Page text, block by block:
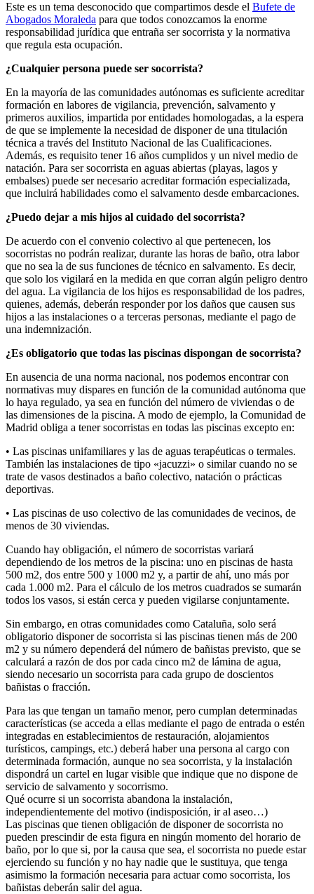
Este es un tema desconocido que compartimos desde el Bufete de
Abogados Moraleda para que todos conozcamos la enorme
responsabilidad jurídica que entraña ser socorrista y la normativa
que regula esta ocupación.
¿Cualquier persona puede ser socorrista?
En la mayoría de las comunidades autónomas es suficiente acreditar
formación en labores de vigilancia, prevención, salvamento y
primeros auxilios, impartida por entidades homologadas, a la espera
de que se implemente la necesidad de disponer de una titulación
técnica a través del Instituto Nacional de las Cualificaciones.
Además, es requisito tener 16 años cumplidos y un nivel medio de
natación. Para ser socorrista en aguas abiertas (playas, lagos y
embalses) puede ser necesario acreditar formación especializada,
que incluirá habilidades como el salvamento desde embarcaciones.
¿Puedo dejar a mis hijos al cuidado del socorrista?
De acuerdo con el convenio colectivo al que pertenecen, los
socorristas no podrán realizar, durante las horas de baño, otra labor
que no sea la de sus funciones de técnico en salvamento. Es decir,
que solo los vigilará en la medida en que corran algún peligro dentro
del agua. La vigilancia de los hijos es responsabilidad de los padres,
quienes, además, deberán responder por los daños que causen sus
hijos a las instalaciones o a terceras personas, mediante el pago de
una indemnización.
¿Es obligatorio que todas las piscinas dispongan de socorrista?
En ausencia de una norma nacional, nos podemos encontrar con
normativas muy dispares en función de la comunidad autónoma que
lo haya regulado, ya sea en función del número de viviendas o de
las dimensiones de la piscina. A modo de ejemplo, la Comunidad de
Madrid obliga a tener socorristas en todas las piscinas excepto en:
• Las piscinas unifamiliares y las de aguas terapéuticas o termales.
También las instalaciones de tipo «jacuzzi» o similar cuando no se
trate de vasos destinados a baño colectivo, natación o prácticas
deportivas.
• Las piscinas de uso colectivo de las comunidades de vecinos, de
menos de 30 viviendas.
Cuando hay obligación, el número de socorristas variará
dependiendo de los metros de la piscina: uno en piscinas de hasta
500 m2, dos entre 500 y 1000 m2 y, a partir de ahí, uno más por
cada 1.000 m2. Para el cálculo de los metros cuadrados se sumarán
todos los vasos, si están cerca y pueden vigilarse conjuntamente.
Sin embargo, en otras comunidades como Cataluña, solo será
obligatorio disponer de socorrista si las piscinas tienen más de 200
m2 y su número dependerá del número de bañistas previsto, que se
calculará a razón de dos por cada cinco m2 de lámina de agua,
siendo necesario un socorrista para cada grupo de doscientos
bañistas o fracción.
Para las que tengan un tamaño menor, pero cumplan determinadas
características (se acceda a ellas mediante el pago de entrada o estén
integradas en establecimientos de restauración, alojamientos
turísticos, campings, etc.) deberá haber una persona al cargo con
determinada formación, aunque no sea socorrista, y la instalación
dispondrá un cartel en lugar visible que indique que no dispone de
servicio de salvamento y socorrismo.
Qué ocurre si un socorrista abandona la instalación,
independientemente del motivo (indisposición, ir al aseo…)
Las piscinas que tienen obligación de disponer de socorrista no
pueden prescindir de esta figura en ningún momento del horario de
baño, por lo que si, por la causa que sea, el socorrista no puede estar
ejerciendo su función y no hay nadie que le sustituya, que tenga
asimismo la formación necesaria para actuar como socorrista, los
bañistas deberán salir del agua.